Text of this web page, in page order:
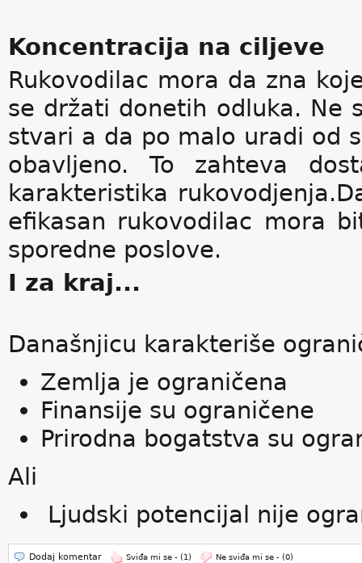
Koncentracija na ciljeve
Rukovodilac mora da zna
se držati donetih odluka. Ne
stvari a da po malo uradi od
obavljeno. To zahteva
karakteristika
efikasan rukovodilac mora
sporedne poslove.
I za kraj...
Današnjicu karakteriše
Zemlja je ograničena
Finansije su ograničene
Prirodna bogatstva su
Ali
Ljudski potencijal nije
Dodaj komentar Sviđa mi se - (1) Ne sviđa mi se - (0)